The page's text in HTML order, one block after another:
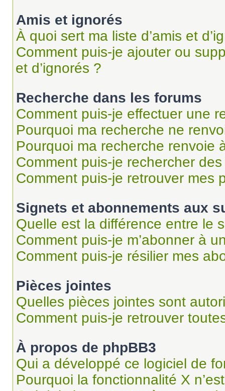
Amis et ignorés
À quoi sert ma liste d’amis et
Comment puis-je ajouter ou
et d’ignorés ?
Recherche dans les forums
Comment puis-je effectuer une
Pourquoi ma recherche ne
Pourquoi ma recherche renvoie
Comment puis-je rechercher
Comment puis-je retrouver mes
Signets et abonnements aux
Quelle est la différence entre le
Comment puis-je m’abonner à
Comment puis-je résilier mes
Pièces jointes
Quelles pièces jointes sont
Comment puis-je retrouver
À propos de phpBB3
Qui a développé ce logiciel de
Pourquoi la fonctionnalité X